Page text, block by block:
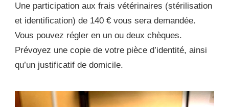
Une participation aux frais vétérinaires (stérilisation
et identification) de 140 € vous sera demandée.
Vous pouvez régler en un ou deux chèques.
Prévoyez une copie de votre pièce d’identité, ainsi
qu’un justificatif de domicile.